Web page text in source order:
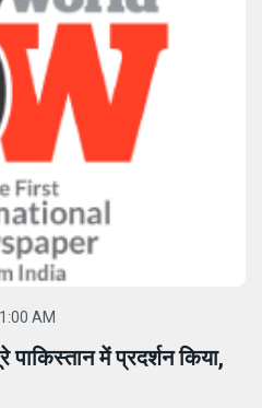
AM
में प्रदर्शन किया,